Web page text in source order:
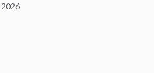
2026